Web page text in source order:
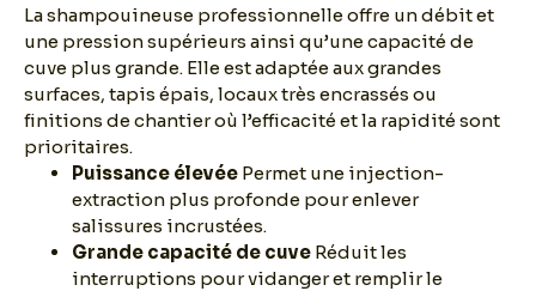
La shampouineuse professionnelle offre un débit et
une pression supérieurs ainsi qu’une capacité de
cuve plus grande. Elle est adaptée aux grandes
surfaces, tapis épais, locaux très encrassés ou
finitions de chantier où l’efficacité et la rapidité sont
prioritaires.
Puissance élevée Permet une injection-
extraction plus profonde pour enlever
salissures incrustées.
Grande capacité de cuve Réduit les
interruptions pour vidanger et remplir le